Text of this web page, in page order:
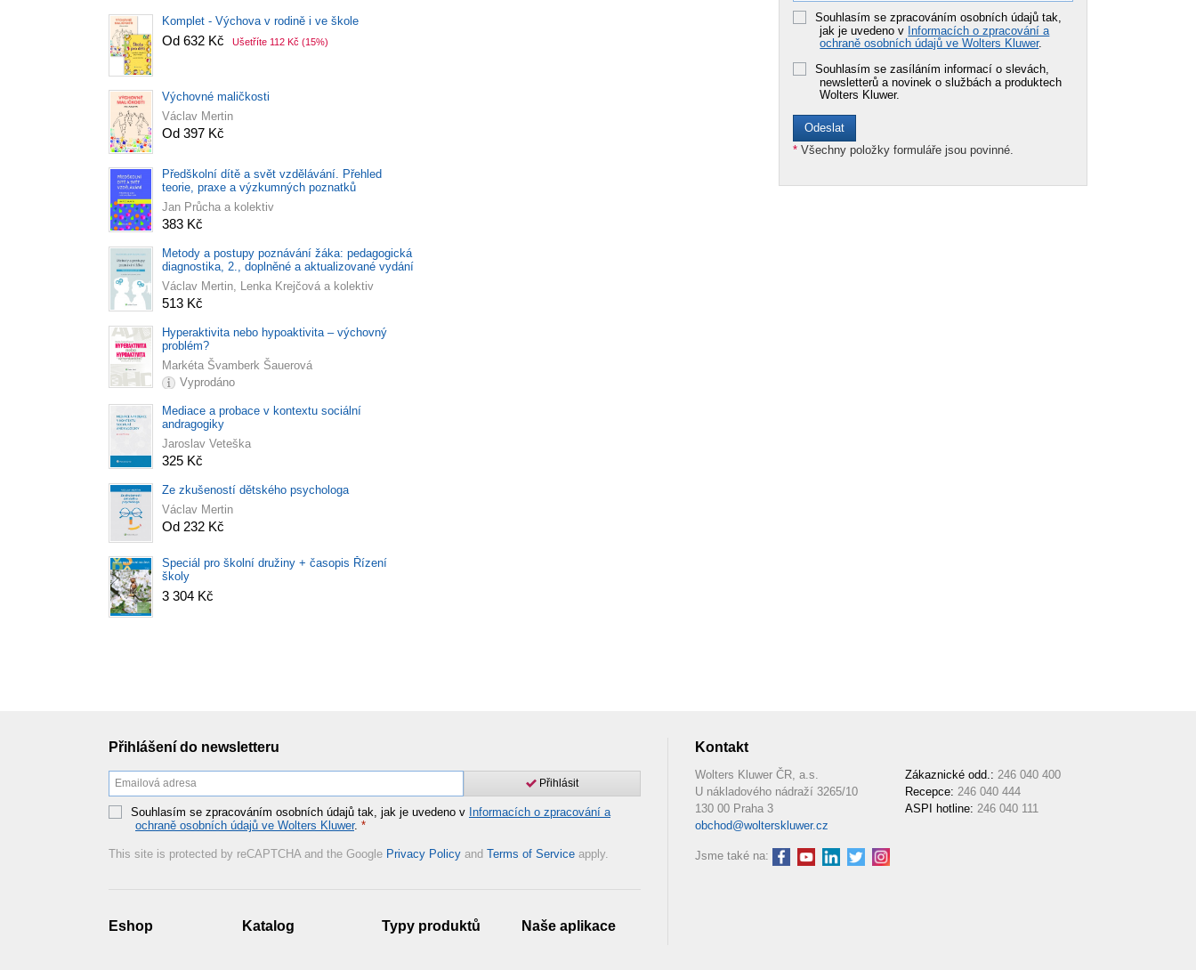
Komplet - Výchova v rodině i ve škole
Od 632 Kč Ušetříte 112 Kč (15%)
Výchovné maličkosti
Václav Mertin
Od 397 Kč
Předškolní dítě a svět vzdělávání. Přehled
teorie, praxe a výzkumných poznatků
Jan Průcha a kolektiv
383 Kč
Metody a postupy poznávání žáka: pedagogická
diagnostika, 2., doplněné a aktualizované vydání
Václav Mertin, Lenka Krejčová a kolektiv
513 Kč
Hyperaktivita nebo hypoaktivita – výchovný
problém?
Markéta Švamberk Šauerová
Vyprodáno
Mediace a probace v kontextu sociální
andragogiky
Jaroslav Veteška
325 Kč
Ze zkušeností dětského psychologa
Václav Mertin
Od 232 Kč
Speciál pro školní družiny + časopis Řízení
školy
3 304 Kč
Souhlasím se zpracováním osobních údajů tak,
jak je uvedeno v Informacích o zpracování a
ochraně osobních údajů ve Wolters Kluwer.
Souhlasím se zasíláním informací o slevách,
newsletterů a novinek o službách a produktech
Wolters Kluwer.
* Všechny položky formuláře jsou povinné.
Přihlášení do newsletteru
Přihlásit
Souhlasím se zpracováním osobních údajů tak, jak je uvedeno v Informacích o zpracování a
ochraně osobních údajů ve Wolters Kluwer. *
This site is protected by reCAPTCHA and the Google Privacy Policy and Terms of Service apply.
Eshop Katalog Typy produktů Naše aplikace
Kontakt
Wolters Kluwer ČR, a.s.
U nákladového nádraží 3265/10
130 00 Praha 3
obchod@wolterskluwer.cz
Zákaznické odd.: 246 040 400
Recepce: 246 040 444
ASPI hotline: 246 040 111
Jsme také na: